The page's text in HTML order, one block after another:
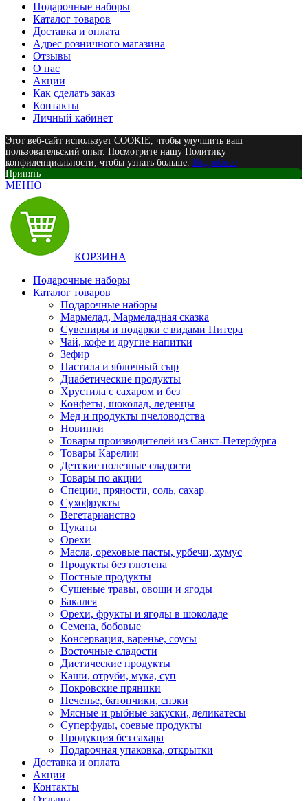
Подарочные наборы
Каталог товаров
Доставка и оплата
Адрес розничного магазина
Отзывы
О нас
Акции
Как сделать заказ
Контакты
Личный кабинет
Этот веб-сайт использует COOKIE, чтобы улучшить ваш
пользовательский опыт. Посмотрите нашу Политику
конфиденциальности, чтобы узнать больше. Подробнее
Принять
МЕНЮ
КОРЗИНА
Подарочные наборы
Каталог товаров
Подарочные наборы
Мармелад, Мармеладная сказка
Сувениры и подарки с видами Питера
Чай, кофе и другие напитки
Зефир
Пастила и яблочный сыр
Диабетические продукты
Хрустила с сахаром и без
Конфеты, шоколад, леденцы
Мед и продукты пчеловодства
Новинки
Товары производителей из Санкт-Петербурга
Товары Карелии
Детские полезные сладости
Товары по акции
Специи, пряности, соль, сахар
Сухофрукты
Вегетарианство
Цукаты
Орехи
Масла, ореховые пасты, урбечи, хумус
Продукты без глютена
Постные продукты
Сушеные травы, овощи и ягоды
Бакалея
Орехи, фрукты и ягоды в шоколаде
Семена, бобовые
Консервация, варенье, соусы
Восточные сладости
Диетические продукты
Каши, отруби, мука, суп
Покровские пряники
Печенье, батончики, снэки
Мясные и рыбные закуски, деликатесы
Суперфуды, соевые продукты
Продукция без сахара
Подарочная упаковка, открытки
Доставка и оплата
Акции
Контакты